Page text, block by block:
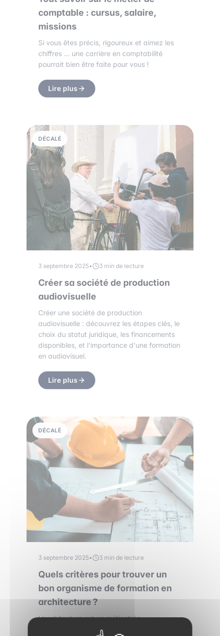
comptable : cursus, salaire,
missions
Si vous êtes précis, rigoureux et aimez les
chiffres … une carrière en comptabilité
pourrait bien être faite pour vous !
Lire plus
DÉCALÉ
3 septembre 2025• 3 min de lecture
Créer sa société de production
audiovisuelle
Créer une société de production
audiovisuelle : découvrez les étapes clés, le
choix du statut juridique, les financements
disponibles, et l'importance d'une formation
en audiovisuel.
Lire plus
DÉCALÉ
3 septembre 2025• 3 min de lecture
Quels critères pour trouver un
bon organisme de formation en
architecture ?
L’architecture est un métier très
passionnant. Mais la formation que vous